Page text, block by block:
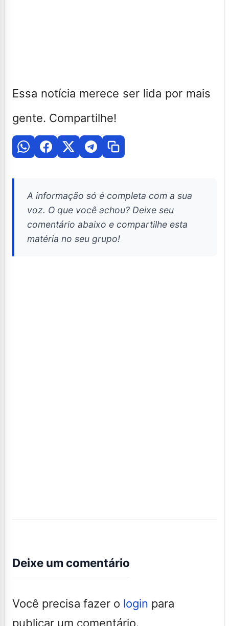
Essa notícia merece ser lida por mais
gente. Compartilhe!
A informação só é completa com a sua
voz. O que você achou? Deixe seu
comentário abaixo e compartilhe esta
matéria no seu grupo!
Deixe um comentário
Você precisa fazer o login para
publicar um comentário.